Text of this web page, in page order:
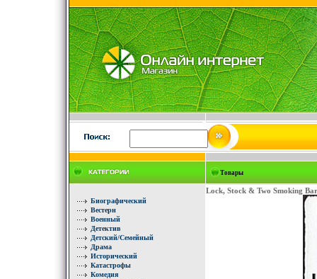
Биографический
Вестерн
Военный
Детектив
Детский/Семейный
Драма
Исторический
Катастрофы
Комедия
Товары
Lock, Stock & Two Smoking